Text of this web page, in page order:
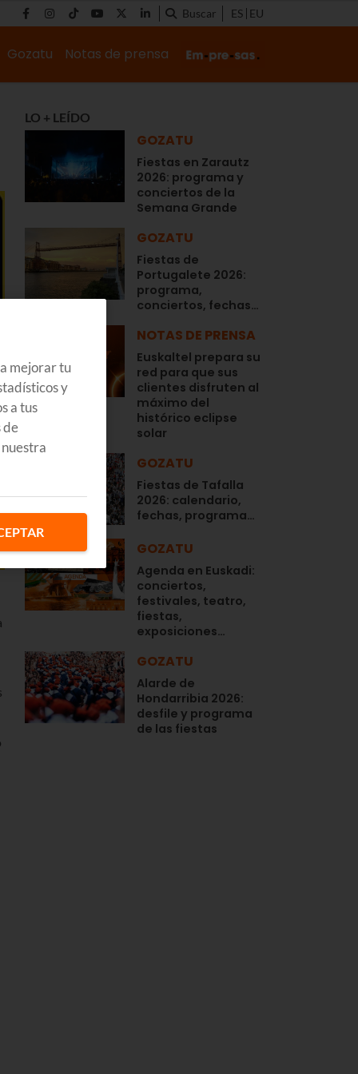
Buscar ES EU
Gozatu Notas de prensa
LO + LEÍDO
GOZATU
Fiestas en Zarautz
2026: programa y
conciertos de la
Semana Grande
GOZATU
Fiestas de
Portugalete 2026:
programa,
conciertos, fechas…
NOTAS DE PRENSA
Euskaltel prepara su
red para que sus
clientes disfruten al
máximo del
histórico eclipse
solar
GOZATU
Fiestas de Tafalla
2026: calendario,
fechas, programa…
GOZATU
Agenda en Euskadi:
conciertos,
festivales, teatro,
fiestas,
exposiciones…
GOZATU
Alarde de
Hondarribia 2026:
desfile y programa
de las fiestas
mejorar tu
y
a tus
de